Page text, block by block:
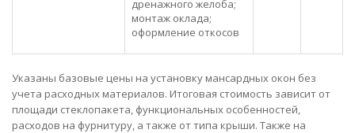
дренажного желоба;
монтаж оклада;
оформление откосов
Указаны базовые цены на установку мансардных окон без
учета расходных материалов. Итоговая стоимость зависит от
площади стеклопакета, функциональных особенностей,
расходов на фурнитуру, а также от типа крыши. Также на